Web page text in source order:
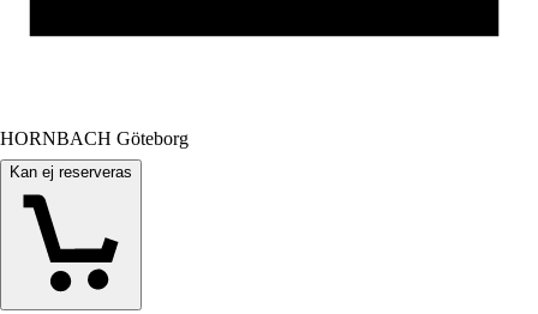
HORNBACH Göteborg
Kan ej reserveras